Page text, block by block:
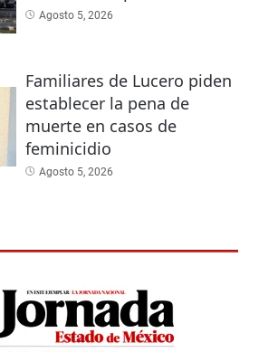
Agosto 5, 2026
Familiares de Lucero piden
establecer la pena de
muerte en casos de
feminicidio
Agosto 5, 2026